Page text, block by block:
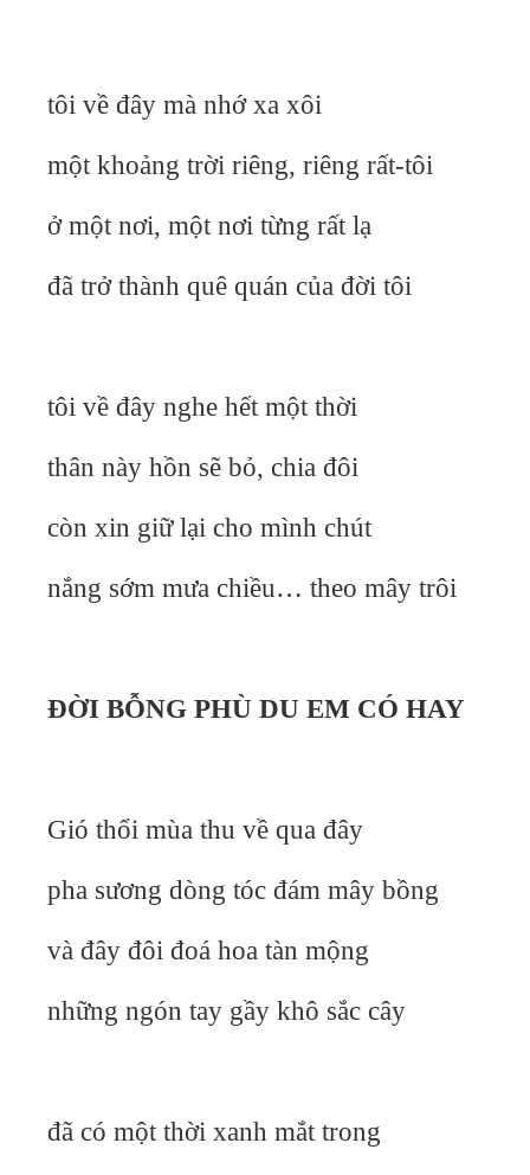
tôi về đây mà nhớ xa xôi
một khoảng trời riêng, riêng rất-tôi
ở một nơi, một nơi từng rất lạ
đã trở thành quê quán của đời tôi
tôi về đây nghe hết một thời
thân này hồn sẽ bỏ, chia đôi
còn xin giữ lại cho mình chút
nắng sớm mưa chiều… theo mây trôi
ĐỜI BỖNG PHÙ DU EM CÓ HAY
Gió thổi mùa thu về qua đây
pha sương dòng tóc đám mây bồng
và đây đôi đoá hoa tàn mộng
những ngón tay gầy khô sắc cây
đã có một thời xanh mắt trong